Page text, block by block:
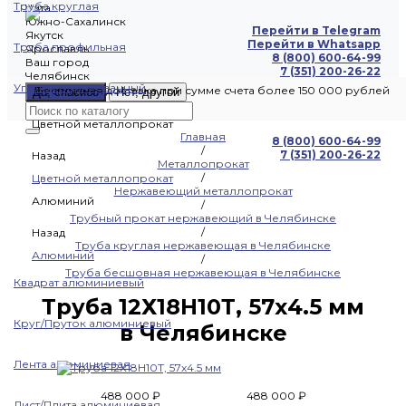
Чита
Южно-Сахалинск
Якутск
Ярославль
Ваш город
Челябинск
Да, спасибо
Нет, другой
8 (800) 600-64-99
7 (351) 200-26-22
Перейти в Telegram
Перейти в Whatsapp
8 (800) 600-64-99
7 (351) 200-26-22
Труба круглая
Труба профильная
Уголок оцинкованный
Цветной металлопрокат
Назад
Цветной металлопрокат
Алюминий
Назад
Алюминий
Квадрат алюминиевый
Круг/Пруток алюминиевый
Лента алюминиевая
Бесплатная доставка при сумме счета более 150 000 рублей
Главная
/
Металлопрокат
/
Нержавеющий металлопрокат
/
Трубный прокат нержавеющий в Челябинске
/
Труба круглая нержавеющая в Челябинске
/
Труба бесшовная нержавеющая в Челябинске
Труба 12Х18Н10Т, 57х4.5 мм
в Челябинске
488 000 ₽
488 000 ₽